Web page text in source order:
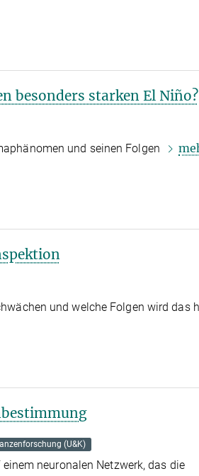
besonders starken El Niño?
und seinen Folgen
und welche Folgen wird das
(U&K)
neuronalen Netzwerk, das die